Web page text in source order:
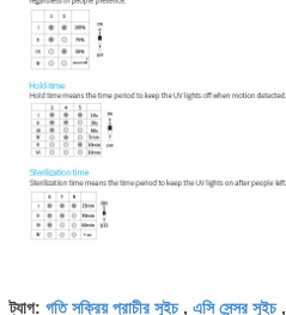
ট্যাগ: গতি সক্রিয় প্রাচীর সুইচ, এসি সেন্সর সুইচ,